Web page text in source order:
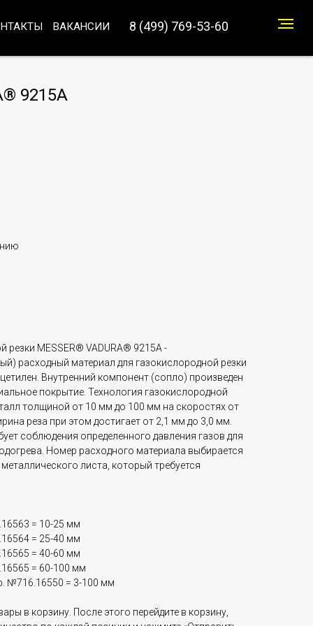
8 (499) 769-53-60
ВАКАНСИИ
9215A
резки MESSER® VADURA® 9215A -
расходный материал для газокислородной резки
Внутренний компонент (сопло) произведен
покрытие. Технология газокислородной
толщиной от 10 мм до 100 мм на скоростях от
реза при этом достигает от 2,1 мм до 3,0 мм.
соблюдения определенного давления газов для
Номер расходного материала выбирается
листа, который требуется
= 10-25 мм
= 25-40 мм
= 40-60 мм
= 60-100 мм
№716.16550 = 3-100 мм
в корзину. После этого перейдите в корзину,